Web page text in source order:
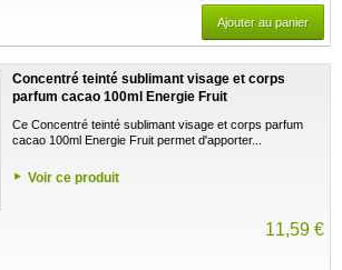
Ajouter au panier
Concentré teinté sublimant visage et corps
parfum cacao 100ml Energie Fruit
Ce Concentré teinté sublimant visage et corps parfum
cacao 100ml Energie Fruit permet d'apporter...
Voir ce produit
11,59 €